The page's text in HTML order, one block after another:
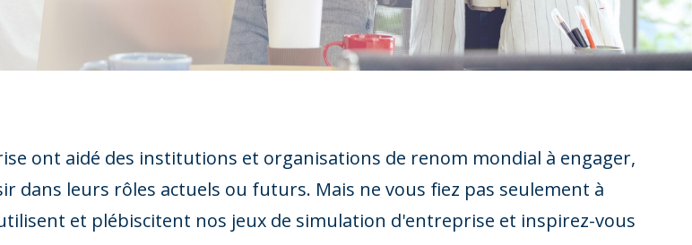
ont aidé des institutions et organisations de renom mondial à engager,
dans leurs rôles actuels ou futurs. Mais ne vous fiez pas seulement à
et plébiscitent nos jeux de simulation d'entreprise et inspirez-vous